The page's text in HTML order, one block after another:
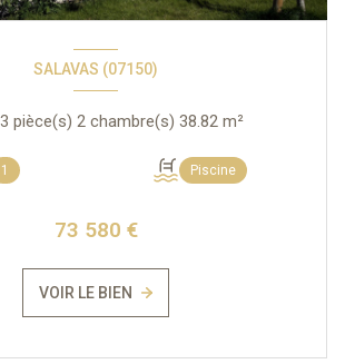
SALAVAS (07150)
Duplex 3 pièce(s) 2 chambre(s) 38.82 m²
1 Piscine
73 580 €
VOIR LE BIEN